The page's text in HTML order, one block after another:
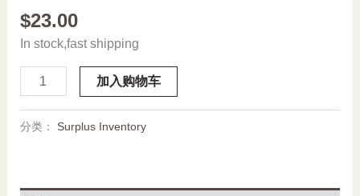
$23.00
In stock,fast shipping
NFS15-
12,Used
stock
加入购物车
分类： Surplus Inventory